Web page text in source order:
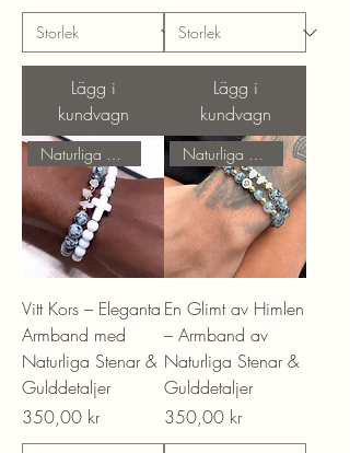
Lägg i
kundvagn
Lägg i
kundvagn
Naturliga Stenar!
Vitt Kors – Eleganta
Armband med
Naturliga Stenar &
Gulddetaljer
Pris
350,00 kr
Naturliga Stenar!
En Glimt av Himlen
– Armband av
Naturliga Stenar &
Gulddetaljer
Pris
350,00 kr